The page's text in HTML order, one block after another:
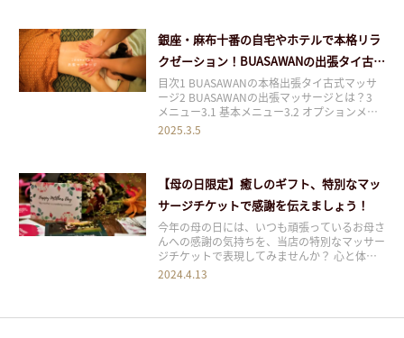
銀座・麻布十番の自宅やホテルで本格リラ
クゼーション！BUASAWANの出張タイ古式
マッサージ
目次1 BUASAWANの本格出張タイ古式マッサ
ージ2 BUASAWANの出張マッサージとは？3
メニュー3.1 基本メニュー3.2 オプションメニ
ュー4 出張エリア5 予約方法6 より快適にご利
2025.3.5
【母の日限定】癒しのギフト、特別なマッ
サージチケットで感謝を伝えましょう！
今年の母の日には、いつも頑張っているお母さ
んへの感謝の気持ちを、当店の特別なマッサー
ジチケットで表現してみませんか？ 心と体の
リラックスを提供するタイ古式マッサージ、ま
2024.4.13